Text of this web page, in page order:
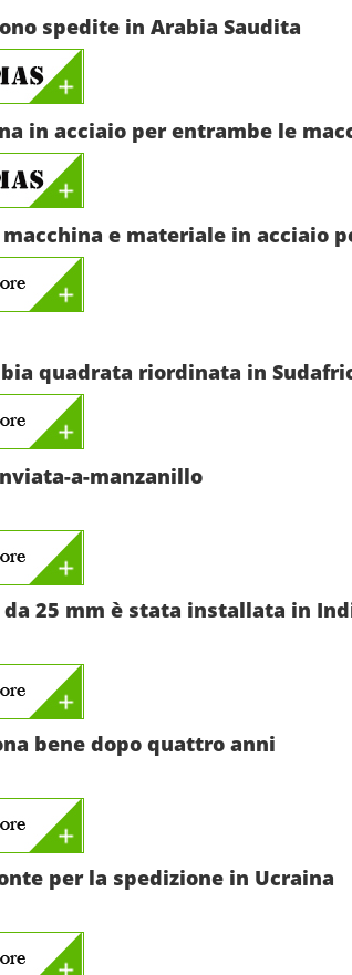
spedite in Arabia Saudita
in acciaio per entrambe le
e materiale in acciaio
quadrata riordinata in
a-manzanillo
25 mm è stata installata in
bene dopo quattro anni
per la spedizione in Ucraina